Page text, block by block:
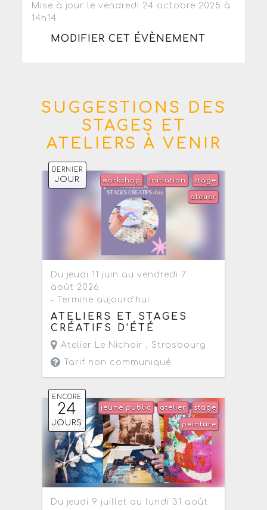
Mise à jour le vendredi 24 octobre 2025 à
14h14
MODIFIER CET ÉVÈNEMENT
SUGGESTIONS DES
STAGES ET
ATELIERS À VENIR
DERNIER
JOUR stage
initiation
workshop
atelier
Du jeudi 11 juin au vendredi 7
août 2026
- Termine aujourd'hui
ATELIERS ET STAGES
CRÉATIFS D'ÉTÉ
Atelier Le Nichoir , Strasbourg
Tarif non communiqué
ENCORE
24
JOURS
stage
atelier
jeune public
peinture
Du jeudi 9 juillet au lundi 31 août